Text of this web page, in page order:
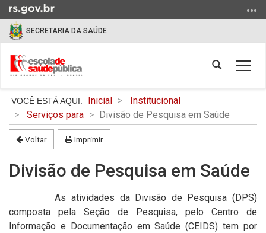
para
para
menu
busca
SECRETARIA DA SAÚDE
Abrir
Início
conteúdo
Inicial
Institucional
Serviços para
Divisão de Pesquisa em Saúde
Voltar Imprimir
Divisão de Pesquisa em Saúde
As atividades da Divisão de Pesquisa (DPS)
composta pela Seção de Pesquisa, pelo Centro de
Informação e Documentação em Saúde (CEIDS) tem por